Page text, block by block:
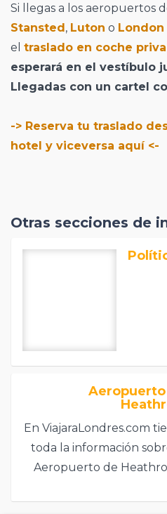
Si llegas a los aeropuertos
Stansted, Luton o London
el traslado en coche
esperará en el vestíbulo
Llegadas con un cartel
-> Reserva tu traslado
hotel y viceversa aquí <-
Otras secciones de
En ViajaraLondres.com
toda la información
Aeropuerto de
de llegar al